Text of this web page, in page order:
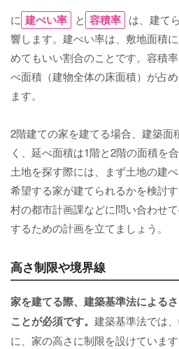
に 建ぺい率 と 容積率 は、建て
響します。建ぺい率は、敷地面積
めてもいい割合のことです。容積
べ面積（建物全体の床面積）が占
ます。
2階建ての家を建てる場合、建築面
く、延べ面積は1階と2階の面積を
土地を探す際には、まず土地の建
希望する家が建てられるかを検討
村の都市計画課などに問い合わせ
するための計画を立てましょう。
高さ制限や境界線
家を建てる際、建築基準法による
ことが必須です。 建築基準法では
に、家の高さに制限を設けていま